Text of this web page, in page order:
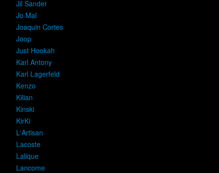
Jil Sander
Jo Mal
Joaquin Cortes
Joop
Just Hookah
Karl Antony
Karl Lagerfeld
Kenzo
Kilian
Kinski
KirKi
L'Artisan
Lacoste
Lalique
Lancome